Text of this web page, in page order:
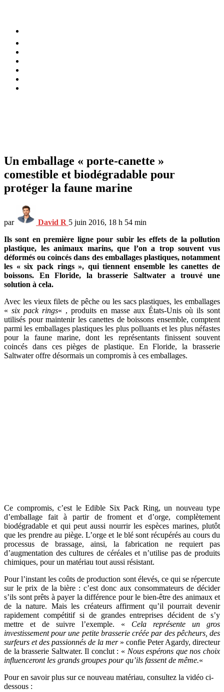
Un emballage « porte-canette »
comestible et biodégradable pour
protéger la faune marine
par David R 5 juin 2016, 18 h 54 min
Ils sont en première ligne pour subir les effets de la pollution
plastique, les animaux marins, que l’on a trop souvent vus
déformés ou coincés dans des emballages plastiques, notamment
les « six pack rings », qui tiennent ensemble les canettes de
boissons. En Floride, la brasserie Saltwater a trouvé une
solution à cela.
Avec les vieux filets de pêche ou les sacs plastiques, les emballages
« six pack rings« , produits en masse aux États-Unis où ils sont
utilisés pour maintenir les canettes de boissons ensemble, comptent
parmi les emballages plastiques les plus polluants et les plus néfastes
pour la faune marine, dont les représentants finissent souvent
coincés dans ces pièges de plastique. En Floride, la brasserie
Saltwater offre désormais un compromis à ces emballages.
Ce compromis, c’est le Edible Six Pack Ring, un nouveau type
d’emballage fait à partir de froment et d’orge, complètement
biodégradable et qui peut aussi nourrir les espèces marines, plutôt
que les prendre au piège. L’orge et le blé sont récupérés au cours du
processus de brassage, ainsi, la fabrication ne requiert pas
d’augmentation des cultures de céréales et n’utilise pas de produits
chimiques, pour un matériau tout aussi résistant.
Pour l’instant les coûts de production sont élevés, ce qui se répercute
sur le prix de la bière : c’est donc aux consommateurs de décider
s’ils sont prêts à payer la différence pour le bien-être des animaux et
de la nature. Mais les créateurs affirment qu’il pourrait devenir
rapidement compétitif si de grandes entreprises décident de s’y
mettre et de suivre l’exemple. « Cela représente un gros
investissement pour une petite brasserie créée par des pêcheurs, des
surfeurs et des passionnés de la mer» confie Peter Agardy, directeur
de la brasserie Saltwater. Il conclut : « Nous espérons que nos choix
influenceront les grands groupes pour qu’ils fassent de même.«
Pour en savoir plus sur ce nouveau matériau, consultez la vidéo ci-
dessous :